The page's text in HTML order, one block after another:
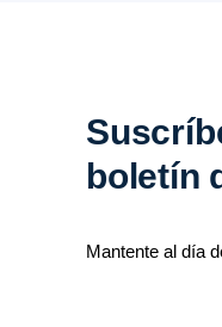
boletín
Mantente al día